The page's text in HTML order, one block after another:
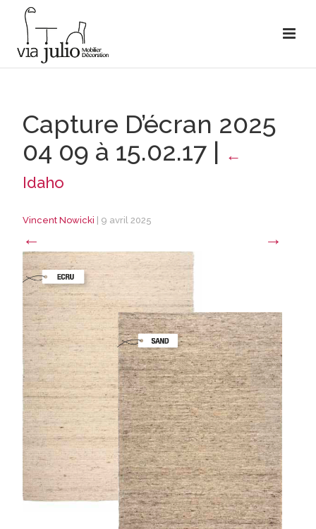
Capture D’écran 2025
04 09 à 15.02.17 | ←
Idaho
Vincent Nowicki 9 avril 2025
← →